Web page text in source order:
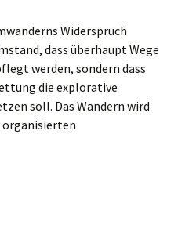
Widerspruch
dass überhaupt Wege
werden, sondern dass
die explorative
soll. Das Wandern wird
organisierten